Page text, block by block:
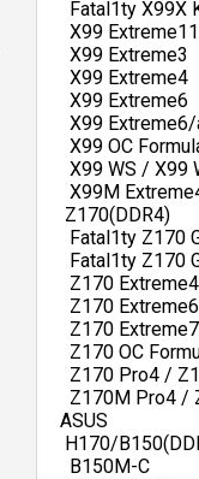
Fatal1ty
X99
X99
X99
X99
X99
X99 OC
X99 WS / X99
X99M
Z170(DDR4)
Fatal1ty Z170
Fatal1ty Z170
Z170
Z170
Z170
Z170 OC
Z170 Pro4 /
Z170M Pro4
ASUS
H170/
B150M-C